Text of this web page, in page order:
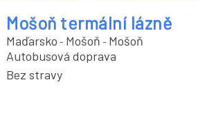
Mošoň termální lázně
Maďarsko - Mošoň - Mošoň
Autobusová doprava
Bez stravy